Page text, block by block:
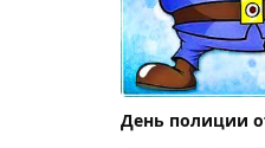
День полиции